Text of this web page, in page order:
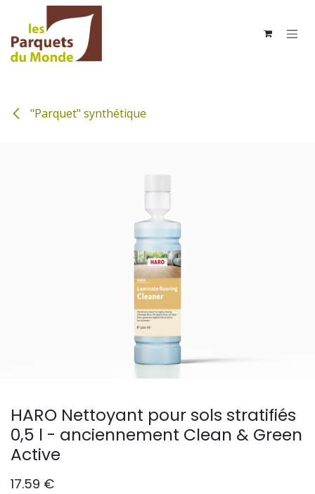
Se rendre au contenu
"Parquet" synthétique
HARO Nettoyant pour sols stratifiés
0,5 l - anciennement Clean & Green
Active
17.59 €